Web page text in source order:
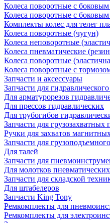
Колеса поворотные c
Колеса поворотные c
Комплекты колес для телег
Колеса поворотные (чугун)
Колеса неповоротные
Колеса пневматические
Колеса поворотные
Колеса поворотные c
Запчасти и аксессуары
Запчасти для
Для арматурорезов
Для прессов гидравлических
Для трубогибов
Запчасти для грузозахватных
Ручки для захватов
Запчасти для
Для талей
Запчасти для
Для молотков
Запчасти для складской
Для штабелеров
Запчасти King Tony
Ремкомплекты для
Ремкомплекты для